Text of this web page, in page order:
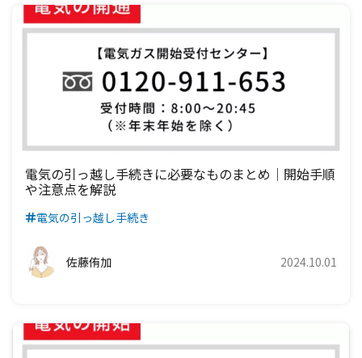
四国電力エリア
九州電力エリア
中国電力エリア
四国電力エリア
九州電力エリア
関西電力エリア
中国電力エリア
四国電力エリア
九州電力エリア
中部電力エリア
関西電力エリア
中国電力エリア
四国電力エリア
九州電力エリア
北陸電力エリア
中部電力エリア
関西電力エリア
中国電力エリア
四国電力エリア
東京電力エリア
北陸電力エリア
中部電力エリア
関西電力エリア
中国電力エリア
九州電力エリア
東北電力エリア
東京電力エリア
北陸電力エリア
中部電力エリア
関西電力エリア
四国電力エリア
電気の引っ越し手続きに必要なものまとめ｜開始手順
や注意点を解説
電気の引っ越し手続き
佐藤侑加 2024.10.01